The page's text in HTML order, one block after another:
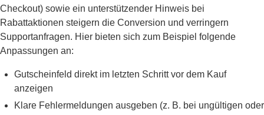
Checkout) sowie ein unterstützender Hinweis bei
Rabattaktionen steigern die Conversion und verringern
Supportanfragen. Hier bieten sich zum Beispiel folgende
Anpassungen an:
Gutscheinfeld direkt im letzten Schritt vor dem Kauf
anzeigen
Klare Fehlermeldungen ausgeben (z. B. bei ungültigen oder